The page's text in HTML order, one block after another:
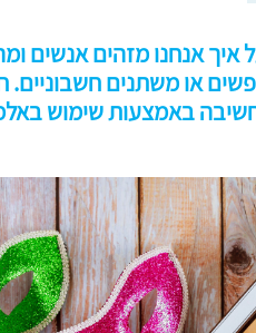
אנחנו מזהים אנשים
או משתנים חשבוניים.
באמצעות שימוש